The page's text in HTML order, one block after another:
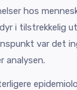
hos
i tilstrekkelig
var det
analysen.